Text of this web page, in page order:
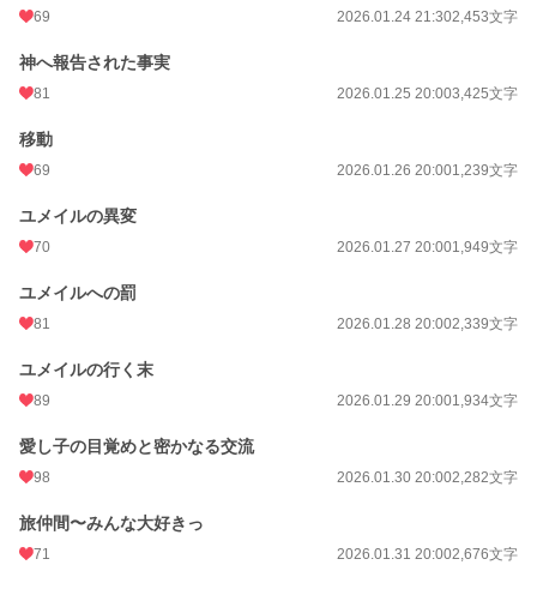
69 2026.01.24 21:302,453文字
神へ報告された事実
81 2026.01.25 20:003,425文字
移動
69 2026.01.26 20:001,239文字
ユメイルの異変
70 2026.01.27 20:001,949文字
ユメイルへの罰
81 2026.01.28 20:002,339文字
ユメイルの行く末
89 2026.01.29 20:001,934文字
愛し子の目覚めと密かなる交流
98 2026.01.30 20:002,282文字
旅仲間〜みんな大好きっ
71 2026.01.31 20:002,676文字